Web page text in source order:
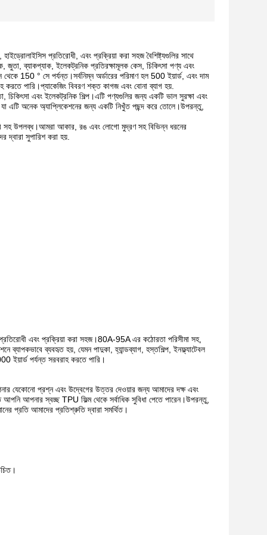
হাইড্রোলাইসিস প্রতিরোধী, এবং প্রক্রিয়া করা সহজ বৈশিষ্ট্যগুলির সাথে
জুতা, ব্যাকপ্যাক, ইলেকট্রনিক প্রতিরক্ষামূলক কেস, চিকিৎসা পণ্য এবং
150 ° সে পর্যন্ত।সর্বনিম্ন অর্ডারের পরিমাণ হল 500 ইয়ার্ড, এবং দাম
পারি।প্যাকেজিং বিবরণ শক্ত কাগজ এবং বোনা ব্যাগ হয়.
চিকিৎসা এবং ইলেকট্রনিক শিল্প।এটি পণ্যগুলির জন্য একটি ভাল সুরক্ষা এবং
এটি অনেক অ্যাপ্লিকেশনের জন্য একটি নিখুঁত পছন্দ করে তোলে।উপরন্তু,
সহ উপলব্ধ।আমরা আকার, রঙ এবং লোগো মুদ্রণ সহ বিভিন্ন ধরনের
দ্বারা সুপারিশ করা হয়.
প্রতিরোধী এবং প্রক্রিয়া করা সহজ।80A-95A এর কঠোরতা পরিসীমা সহ,
ব্যবহৃত হয়, যেমন পাদুকা, হ্যান্ডব্যাগ, হস্তশিল্প, ইনফ্ল্যাটেবল
পর্যন্ত সরবরাহ করতে পারি।
যেকোনো প্রশ্ন এবং উদ্বেগের উত্তর দেওয়ার জন্য আমাদের দক্ষ এবং
আপনার স্বচ্ছ TPU ফিল্ম থেকে সর্বাধিক সুবিধা পেতে পারেন।উপরন্তু,
প্রতি আমাদের প্রতিশ্রুতি দ্বারা সমর্থিত।